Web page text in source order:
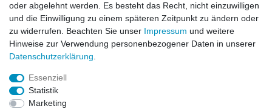
Abonnieren
** Hierbei handelt es sich um ein Pflichtfeld.
oder abgelehnt werden. Es besteht das Recht, nicht einzuwilligen
und die Einwilligung zu einem späteren Zeitpunkt zu ändern oder
zu widerrufen. Beachten Sie unser Impressum und weitere
Hinweise zur Verwendung personenbezogener Daten in unserer
Daten­schutz­erklärung
Essenziell
Statistik
Marketing